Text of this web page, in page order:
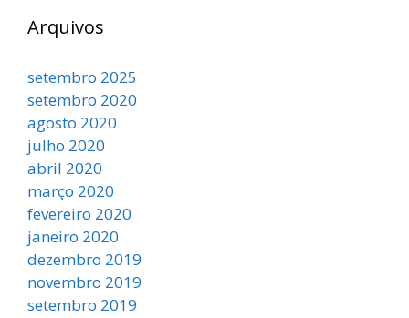
Arquivos
setembro 2025
setembro 2020
agosto 2020
julho 2020
abril 2020
março 2020
fevereiro 2020
janeiro 2020
dezembro 2019
novembro 2019
setembro 2019